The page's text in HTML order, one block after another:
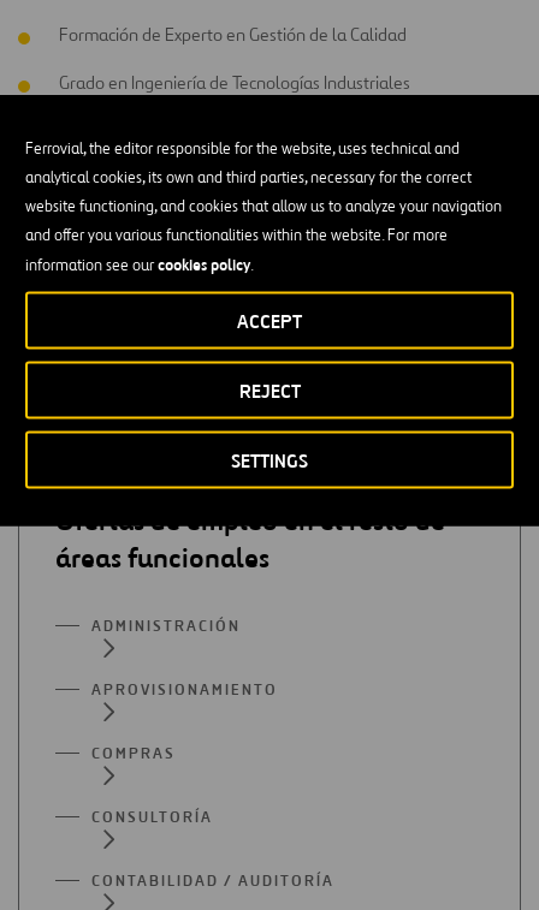
Ferrovial, the editor responsible for the website, uses technical and
analytical cookies, its own and third parties, necessary for the correct
website functioning, and cookies that allow us to analyze your navigation
and offer you various functionalities within the website. For more
information see ourcookies policy.
SETTINGS
REJECT
ACCEPT
Formación de Experto en Gestión de la Calidad
Grado en Ingeniería de Tecnologías Industriales
Grado en Ingeniería Química Industrial
Imprescindible tener conocimientos específicos sobre
normativas y estándares de control de calidad como las ISO,
Se valorará estar en posesión de titulaciones de posgrado de
control de calidad.
Ofertas de empleo en el resto de
áreas funcionales
ADMINISTRACIÓN
APROVISIONAMIENTO
COMPRAS
CONSULTORÍA
CONTABILIDAD / AUDITORÍA